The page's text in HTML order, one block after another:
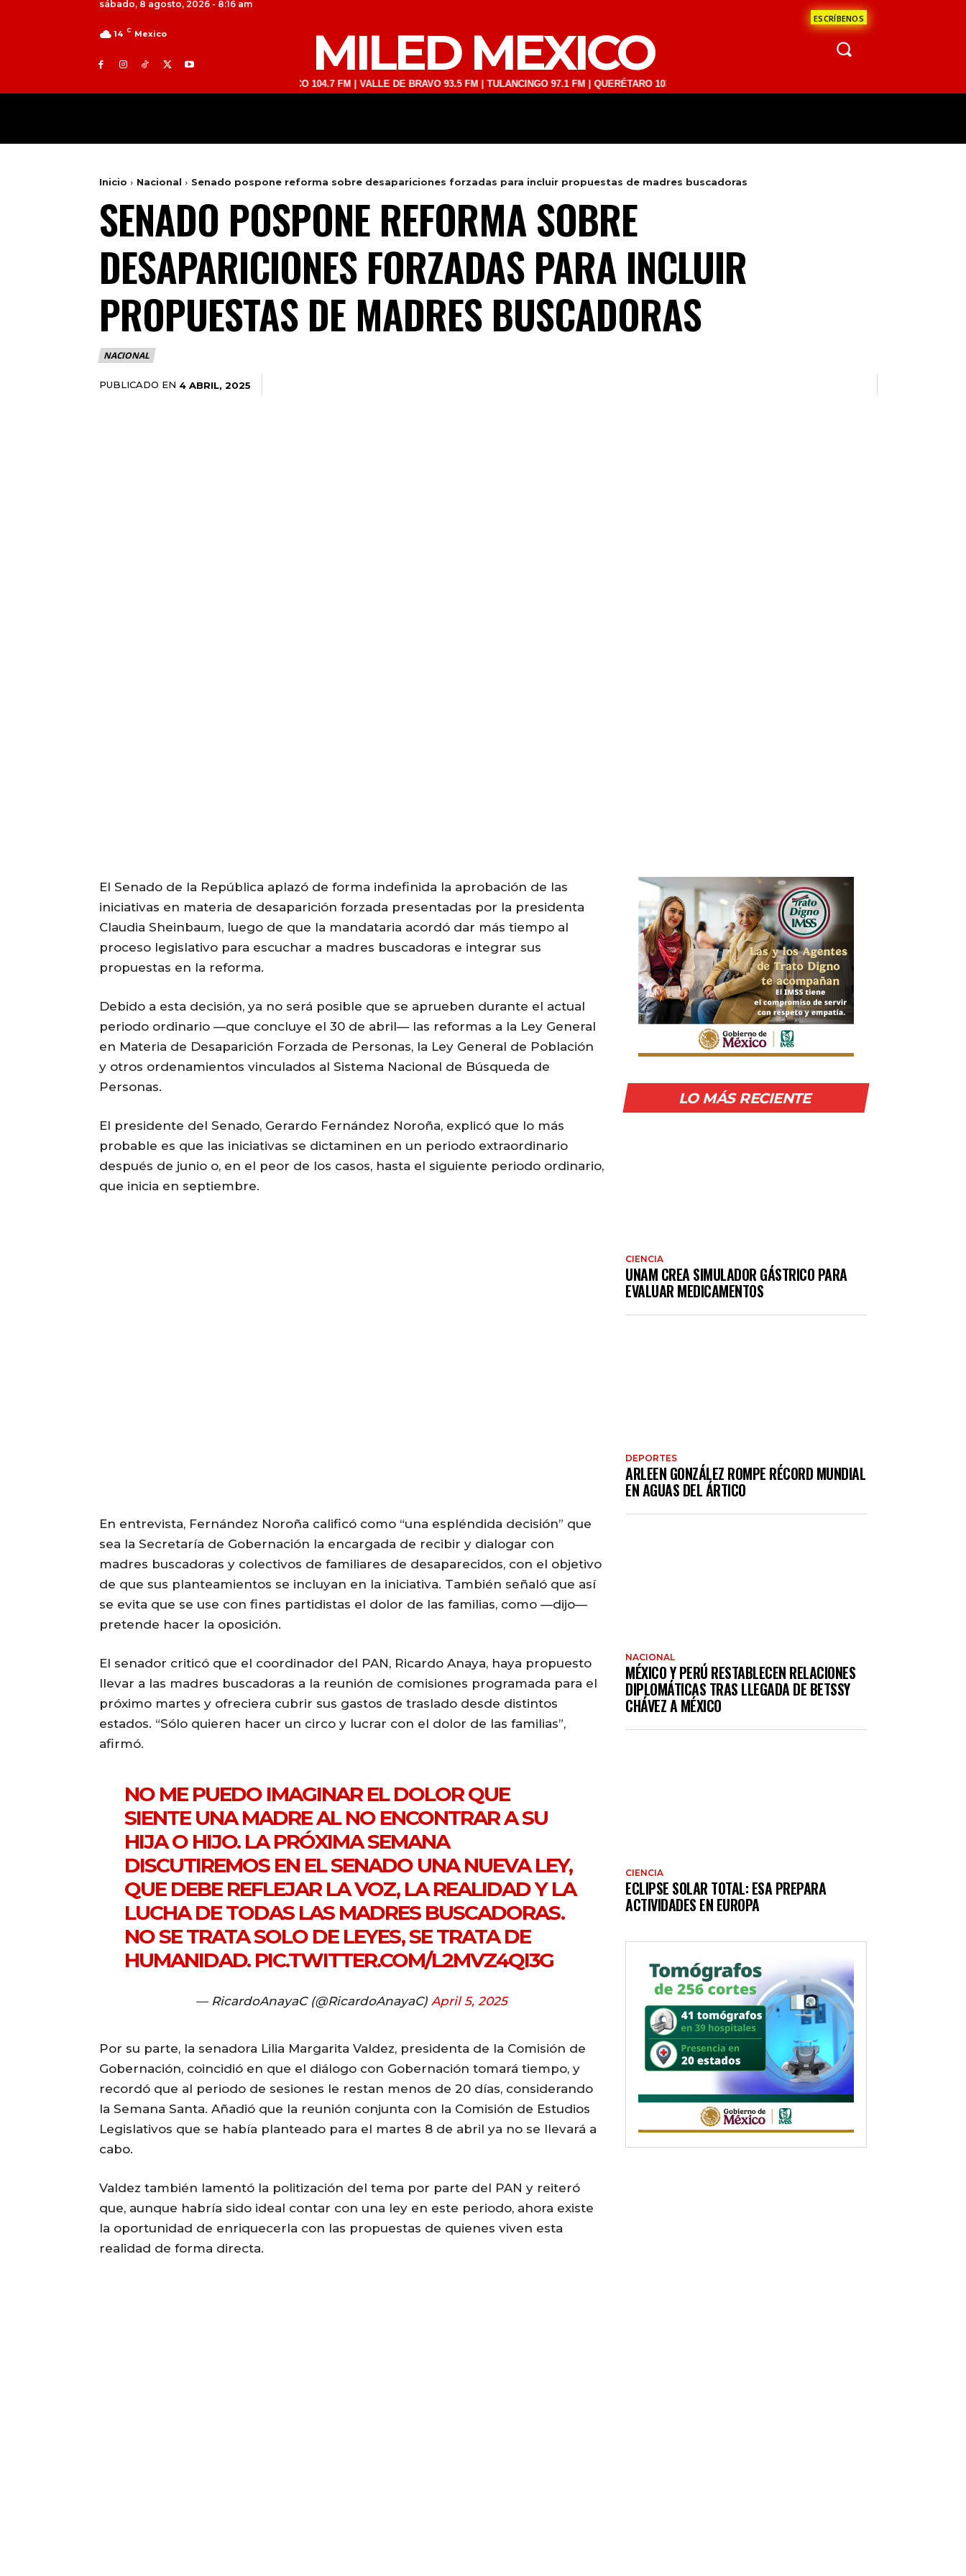
sábado, 8 agosto, 2026 - 8:16 am
ESCRÍBENOS
14 C Mexico MILED MEXICO
TOLUCA 98.9 FM | ATLACOMULCO 104.7 FM | VALLE DE BRAVO 93.5 FM | TULANCINGO 97.1 FM | QUERÉTARO 103.1 FM | SAN JUAN DEL RÍO 93.1 FM | GUADALAJARA 1510 AM | LA PAZ
Inicio Nacional Senado pospone reforma sobre desapariciones forzadas para incluir propuestas de madres buscadoras
SENADO POSPONE REFORMA SOBRE
DESAPARICIONES FORZADAS PARA INCLUIR
PROPUESTAS DE MADRES BUSCADORAS
NACIONAL
PUBLICADO EN 4 ABRIL, 2025
El Senado de la República aplazó de forma indefinida la aprobación de las
iniciativas en materia de desaparición forzada presentadas por la presidenta
Claudia Sheinbaum, luego de que la mandataria acordó dar más tiempo al
proceso legislativo para escuchar a madres buscadoras e integrar sus
propuestas en la reforma.
Debido a esta decisión, ya no será posible que se aprueben durante el actual
periodo ordinario —que concluye el 30 de abril— las reformas a la Ley General
en Materia de Desaparición Forzada de Personas, la Ley General de Población
y otros ordenamientos vinculados al Sistema Nacional de Búsqueda de
Personas.
El presidente del Senado, Gerardo Fernández Noroña, explicó que lo más
probable es que las iniciativas se dictaminen en un periodo extraordinario
después de junio o, en el peor de los casos, hasta el siguiente periodo ordinario,
que inicia en septiembre.
En entrevista, Fernández Noroña calificó como “una espléndida decisión” que
sea la Secretaría de Gobernación la encargada de recibir y dialogar con
madres buscadoras y colectivos de familiares de desaparecidos, con el objetivo
de que sus planteamientos se incluyan en la iniciativa. También señaló que así
se evita que se use con fines partidistas el dolor de las familias, como —dijo—
pretende hacer la oposición.
El senador criticó que el coordinador del PAN, Ricardo Anaya, haya propuesto
llevar a las madres buscadoras a la reunión de comisiones programada para el
próximo martes y ofreciera cubrir sus gastos de traslado desde distintos
estados. “Sólo quieren hacer un circo y lucrar con el dolor de las familias”,
afirmó.
NO ME PUEDO IMAGINAR EL DOLOR QUE
SIENTE UNA MADRE AL NO ENCONTRAR A SU
HIJA O HIJO. LA PRÓXIMA SEMANA
DISCUTIREMOS EN EL SENADO UNA NUEVA LEY,
QUE DEBE REFLEJAR LA VOZ, LA REALIDAD Y LA
LUCHA DE TODAS LAS MADRES BUSCADORAS.
NO SE TRATA SOLO DE LEYES, SE TRATA DE
HUMANIDAD. PIC.TWITTER.COM/L2MVZ4QI3G
— RicardoAnayaC (@RicardoAnayaC) April 5, 2025
Por su parte, la senadora Lilia Margarita Valdez, presidenta de la Comisión de
Gobernación, coincidió en que el diálogo con Gobernación tomará tiempo, y
recordó que al periodo de sesiones le restan menos de 20 días, considerando
la Semana Santa. Añadió que la reunión conjunta con la Comisión de Estudios
Legislativos que se había planteado para el martes 8 de abril ya no se llevará a
cabo.
Valdez también lamentó la politización del tema por parte del PAN y reiteró
que, aunque habría sido ideal contar con una ley en este periodo, ahora existe
la oportunidad de enriquecerla con las propuestas de quienes viven esta
realidad de forma directa.
LO MÁS RECIENTE
CIENCIA
UNAM CREA SIMULADOR GÁSTRICO PARA
EVALUAR MEDICAMENTOS
DEPORTES
ARLEEN GONZÁLEZ ROMPE RÉCORD MUNDIAL
EN AGUAS DEL ÁRTICO
NACIONAL
MÉXICO Y PERÚ RESTABLECEN RELACIONES
DIPLOMÁTICAS TRAS LLEGADA DE BETSSY
CHÁVEZ A MÉXICO
CIENCIA
ECLIPSE SOLAR TOTAL: ESA PREPARA
ACTIVIDADES EN EUROPA